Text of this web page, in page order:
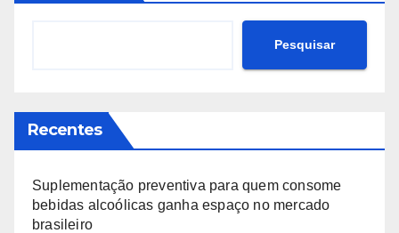
Pesquisar
Recentes
Suplementação preventiva para quem consome
bebidas alcoólicas ganha espaço no mercado
brasileiro